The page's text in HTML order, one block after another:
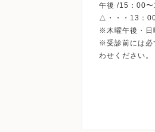
午後 /15：00
△・・・13：
※木曜午後・日
※受診前には必